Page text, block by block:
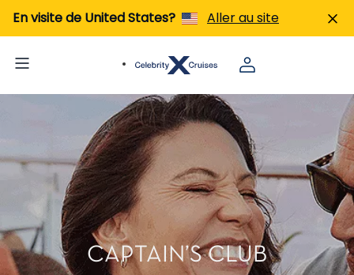
En visite de United States? Aller au site
CAPTAIN’S CLUB